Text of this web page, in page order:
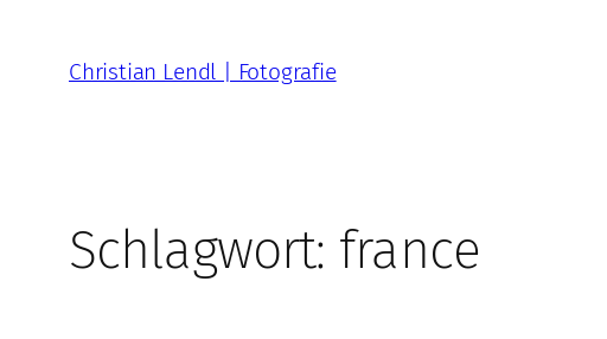
springen
Christian Lendl | Fotografie
Schlagwort: france